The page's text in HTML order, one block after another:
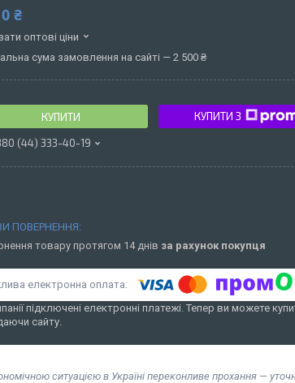
₴
оптові ціни
сума замовлення на сайті — 2 500 ₴
КУПИТИ КУПИТИ З
(44) 333-40-19
товару протягом 14 днів за рахунок покупця
підключені електронні платежі. Тепер ви можете
сайту.
ситуацією в Україні переконливе прохання —